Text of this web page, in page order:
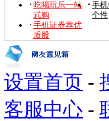
吃喝玩乐一站
式购
手
个性
手机证券荐优
质股
设置首页 -
客服中心 -